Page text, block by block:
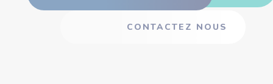
CONTACTEZ NOUS